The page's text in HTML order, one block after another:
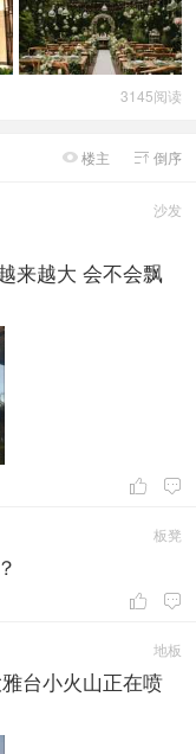
3145阅读
 楼主  倒序
沙发
来越大 会不会飘
 
板凳
 
地板
台小火山正在喷